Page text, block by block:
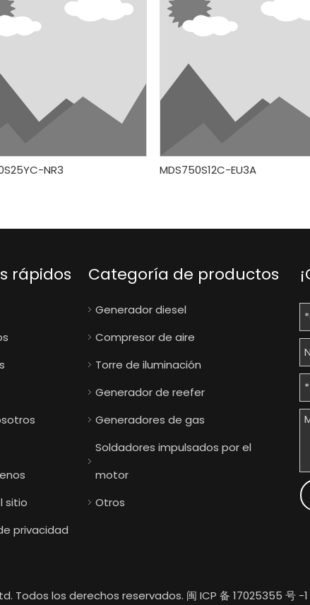
NR3 MDS750S12C-EU3A
rápidos
sitio
privacidad
Categoría de productos
Generador diesel
Compresor de aire
Torre de iluminación
Generador de reefer
Generadores de gas
Soldadores impulsados ​​por el
motor
Otros
Todos los derechos reservados. 闽 ICP 备 17025355 号 -1